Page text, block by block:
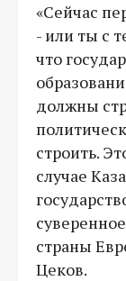
«Сейчас
- или ты с
что
должны
строить.
случае
страны
Цеков.